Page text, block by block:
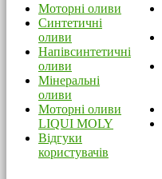
Моторні оливи
Синтетичні
оливи
Напівсинтетичні
оливи
Мінеральні
оливи
Моторні оливи
LIQUI MOLY
Відгуки
користувачів